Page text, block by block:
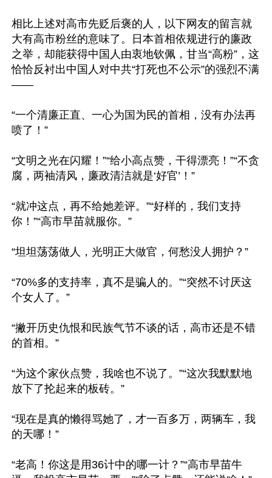
相比上述对高市先贬后褒的人，以下网友的留言就
大有高市粉丝的意味了。日本首相依规进行的廉政
之举，却能获得中国人由衷地钦佩，甘当“高粉”，这
恰恰反衬出中国人对中共“打死也不公示”的强烈不满
——
“一个清廉正直、一心为国为民的首相，没有办法再
喷了！”
“文明之光在闪耀！”“给小高点赞，干得漂亮！”“不贪
腐，两袖清风，廉政清洁就是‘好官’！”
“就冲这点，再不给她差评。”“好样的，我们支持
你！”“高市早苗就服你。”
“坦坦荡荡做人，光明正大做官，何愁没人拥护？”
“70%多的支持率，真不是骗人的。”“突然不讨厌这
个女人了。”
“撇开历史仇恨和民族气节不谈的话，高市还是不错
的首相。”
“为这个家伙点赞，我啥也不说了。”“这次我默默地
放下了抡起来的板砖。”
“现在是真的懒得骂她了，才一百多万，两辆车，我
的天哪！”
“老高！你这是用36计中的哪一计？”“高市早苗牛